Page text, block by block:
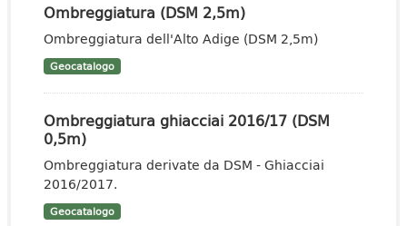
Ombreggiatura (DSM 2,5m)
Ombreggiatura dell'Alto Adige (DSM 2,5m)
Geocatalogo
Ombreggiatura ghiacciai 2016/17 (DSM
0,5m)
Ombreggiatura derivate da DSM - Ghiacciai
2016/2017.
Geocatalogo